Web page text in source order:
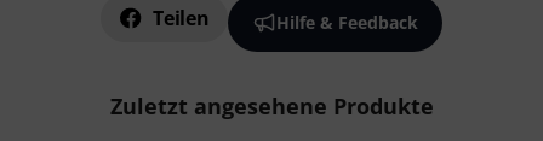
Teilen Hilfe & Feedback
Zuletzt angesehene Produkte